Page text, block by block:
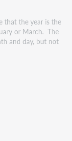
that the year is the
or March. The
and day, but not